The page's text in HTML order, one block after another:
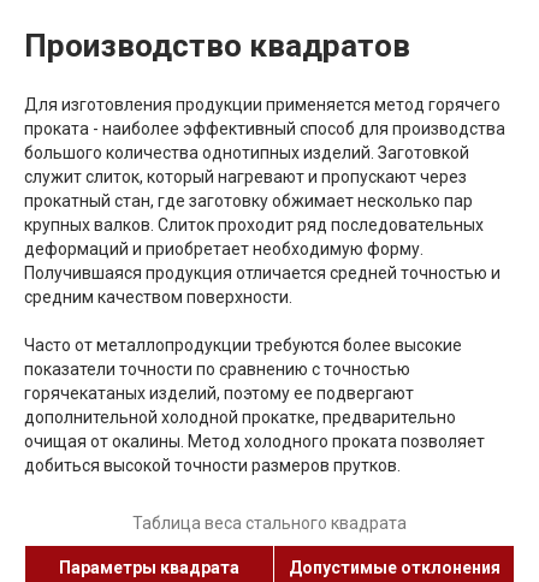
Производство квадратов
Для изготовления продукции применяется метод горячего
проката - наиболее эффективный способ для производства
большого количества однотипных изделий. Заготовкой
служит слиток, который нагревают и пропускают через
прокатный стан, где заготовку обжимает несколько пар
крупных валков. Слиток проходит ряд последовательных
деформаций и приобретает необходимую форму.
Получившаяся продукция отличается средней точностью и
средним качеством поверхности.
Часто от металлопродукции требуются более высокие
показатели точности по сравнению с точностью
горячекатаных изделий, поэтому ее подвергают
дополнительной холодной прокатке, предварительно
очищая от окалины. Метод холодного проката позволяет
добиться высокой точности размеров прутков.
Таблица веса стального квадрата
Параметры квадрата
Допустимые отклонения